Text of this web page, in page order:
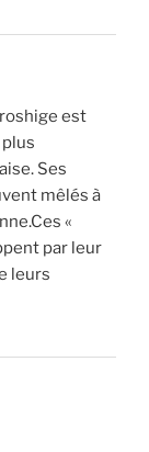
est
Ses
mêlés à
«
par leur
leurs